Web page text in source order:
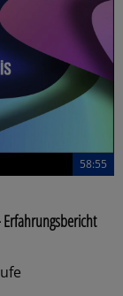
58:55
Erfahrungsbericht